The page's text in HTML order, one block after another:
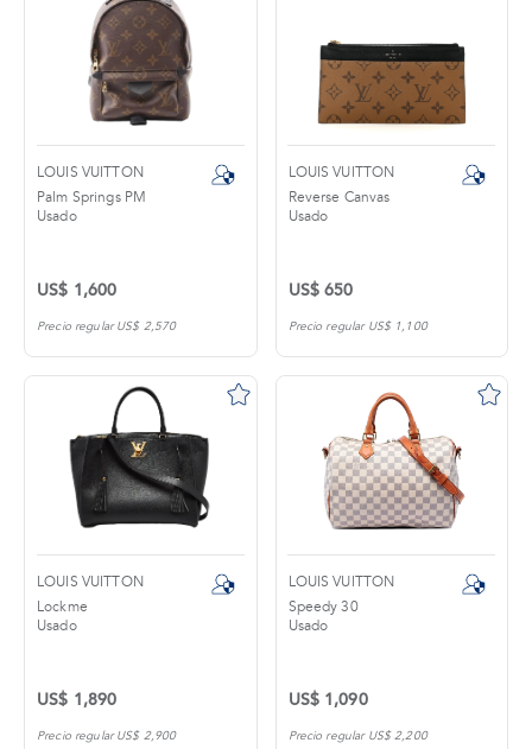
LOUIS VUITTON
Palm Springs PM
Usado
US$ 1,600
Precio regular US$ 2,570
LOUIS VUITTON
Reverse Canvas
Usado
US$ 650
Precio regular US$ 1,100
LOUIS VUITTON
Lockme
Usado
US$ 1,890
Precio regular US$ 2,900
LOUIS VUITTON
Speedy 30
Usado
US$ 1,090
Precio regular US$ 2,200